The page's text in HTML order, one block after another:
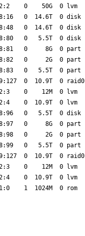
0    50G  0 lvm
0  14.6T  0 disk
0  14.6T  0 disk
0   5.5T  0 disk
0     8G  0 part
0     2G  0 part
0   5.5T  0 part
0  10.9T  0 raid0
0    12M  0 lvm
0  10.9T  0 lvm
0   5.5T  0 disk
0     8G  0 part
0     2G  0 part
0   5.5T  0 part
0  10.9T  0 raid0
0    12M  0 lvm
0  10.9T  0 lvm